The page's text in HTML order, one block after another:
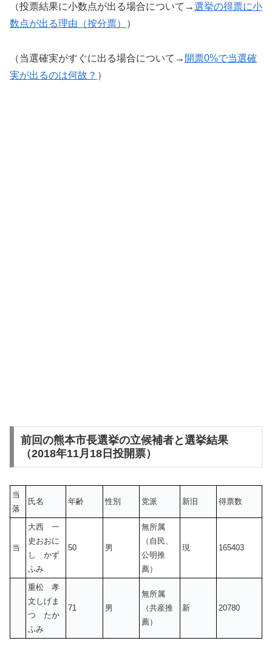
（投票結果に小数点が出る場合について→選挙の得票に小
数点が出る理由（按分票）
）
（当選確実がすぐに出る場合について→ 開票0%で当選確
実が出るのは何故？ ）
前回の熊本市長選挙の立候補者と選挙結果
（2018年11月18日投開票）
当
落
氏名 年齢 性別 党派 新旧 得票数
当
大西 一
史おおに
し かず
ふみ
50 男
無所属
（自民、
公明推
薦）
現 165403
重松 孝
文しげま
つ たか
ふみ
71 男
無所属
（共産推
薦）
新 20780